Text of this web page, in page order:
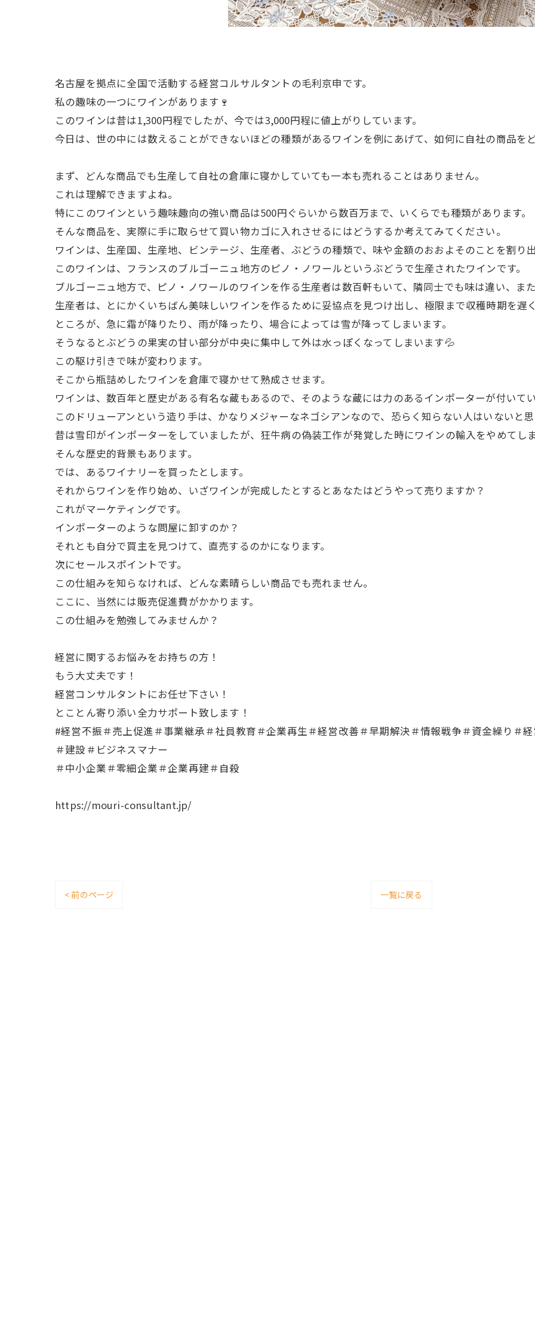
名古屋を拠点に全国で活動する経営コルサルタントの毛利京申です。
私の趣味の一つにワインがあります🍷
このワインは昔は1,300円程でしたが、今では3,000円程に値上がりしています。
今日は、世の中には数えることができないほどの種類があるワインを例にあげて、如何に自社の商品を
まず、どんな商品でも生産して自社の倉庫に寝かしていても一本も売れることはありません。
これは理解できますよね。
特にこのワインという趣味趣向の強い商品は500円ぐらいから数百万まで、いくらでも種類があります。
そんな商品を、実際に手に取らせて買い物カゴに入れさせるにはどうするか考えてみてください。
ワインは、生産国、生産地、ビンテージ、生産者、ぶどうの種類で、味や金額のおおよそのことを割り出
このワインは、フランスのブルゴーニュ地方のピノ・ノワールというぶどうで生産されたワインです。
ブルゴーニュ地方で、ピノ・ノワールのワインを作る生産者は数百軒もいて、隣同士でも味は違い、また
生産者は、とにかくいちばん美味しいワインを作るために妥協点を見つけ出し、極限まで収穫時期を遅
ところが、急に霜が降りたり、雨が降ったり、場合によっては雪が降ってしまいます。
そうなるとぶどうの果実の甘い部分が中央に集中して外は水っぽくなってしまいます💦
この駆け引きで味が変わります。
そこから瓶詰めしたワインを倉庫で寝かせて熟成させます。
ワインは、数百年と歴史がある有名な蔵もあるので、そのような蔵には力のあるインポーターが付いて
このドリューアンという造り手は、かなりメジャーなネゴシアンなので、恐らく知らない人はいないと思
昔は雪印がインポーターをしていましたが、狂牛病の偽装工作が発覚した時にワインの輸入をやめてし
そんな歴史的背景もあります。
では、あるワイナリーを買ったとします。
それからワインを作り始め、いざワインが完成したとするとあなたはどうやって売りますか？
これがマーケティングです。
インポーターのような問屋に卸すのか？
それとも自分で買主を見つけて、直売するのかになります。
次にセールスポイントです。
この仕組みを知らなければ、どんな素晴らしい商品でも売れません。
ここに、当然には販売促進費がかかります。
この仕組みを勉強してみませんか？
経営に関するお悩みをお持ちの方！
もう大丈夫です！
経営コンサルタントにお任せ下さい！
とことん寄り添い全力サポート致します！
#経営不振＃売上促進＃事業継承＃社員教育＃企業再生＃経営改善＃早期解決＃情報戦争＃資金繰り＃
＃建設＃ビジネスマナー
＃中小企業＃零細企業＃企業再建＃自殺
https://mouri-consultant.jp/
< 前のページ 一覧に戻る